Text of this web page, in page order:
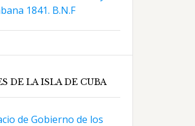
DE LA ISLA DE CUBA